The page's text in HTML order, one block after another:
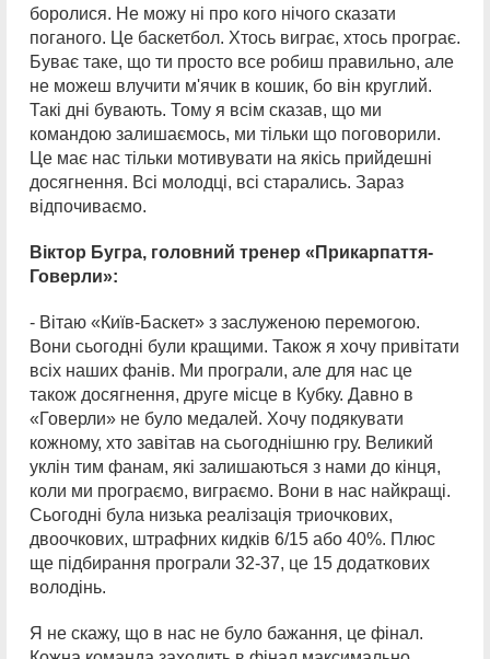
боролися. Не можу ні про кого нічого сказати
поганого. Це баскетбол. Хтось виграє, хтось програє.
Буває таке, що ти просто все робиш правильно, але
не можеш влучити м'ячик в кошик, бо він круглий.
Такі дні бувають. Тому я всім сказав, що ми
командою залишаємось, ми тільки що поговорили.
Це має нас тільки мотивувати на якісь прийдешні
досягнення. Всі молодці, всі старались. Зараз
відпочиваємо.
Віктор Бугра, головний тренер «Прикарпаття-
Говерли»:
- Вітаю «Київ-Баскет» з заслуженою перемогою.
Вони сьогодні були кращими. Також я хочу привітати
всіх наших фанів. Ми програли, але для нас це
також досягнення, друге місце в Кубку. Давно в
«Говерли» не було медалей. Хочу подякувати
кожному, хто завітав на сьогоднішню гру. Великий
уклін тим фанам, які залишаються з нами до кінця,
коли ми програємо, виграємо. Вони в нас найкращі.
Сьогодні була низька реалізація триочкових,
двоочкових, штрафних кидків 6/15 або 40%. Плюс
ще підбирання програли 32-37, це 15 додаткових
володінь.
Я не скажу, що в нас не було бажання, це фінал.